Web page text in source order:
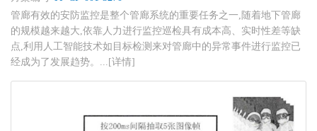
管廊有效的安防监控是整个管廊系统的重要任务之一,随着地下管廊
的规模越来越大,依靠人力进行监控巡检具有成本高、实时性差等缺
点,利用人工智能技术如目标检测来对管廊中的异常事件进行监控已
经成为了发展趋势。...[详情]